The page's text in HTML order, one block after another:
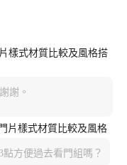
樣式材質比較及風格搭
謝。
片樣式材質比較及風格
方便過去看門組嗎？